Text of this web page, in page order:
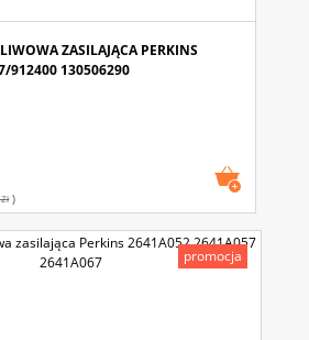
ZASILAJĄCA PERKINS
912400 130506290
)
promocja